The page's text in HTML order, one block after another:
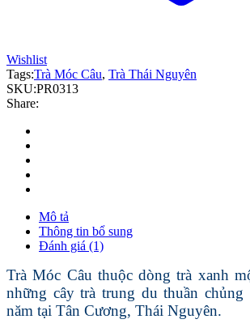
Wishlist
Tags:Trà Móc Câu, Trà Thái Nguyên
SKU:PR0313
Share:
Mô tả
Thông tin bổ sung
Đánh giá (1)
Trà Móc Câu thuộc dòng trà xanh
những cây trà trung du thuần chủng
năm tại Tân Cương, Thái Nguyên.